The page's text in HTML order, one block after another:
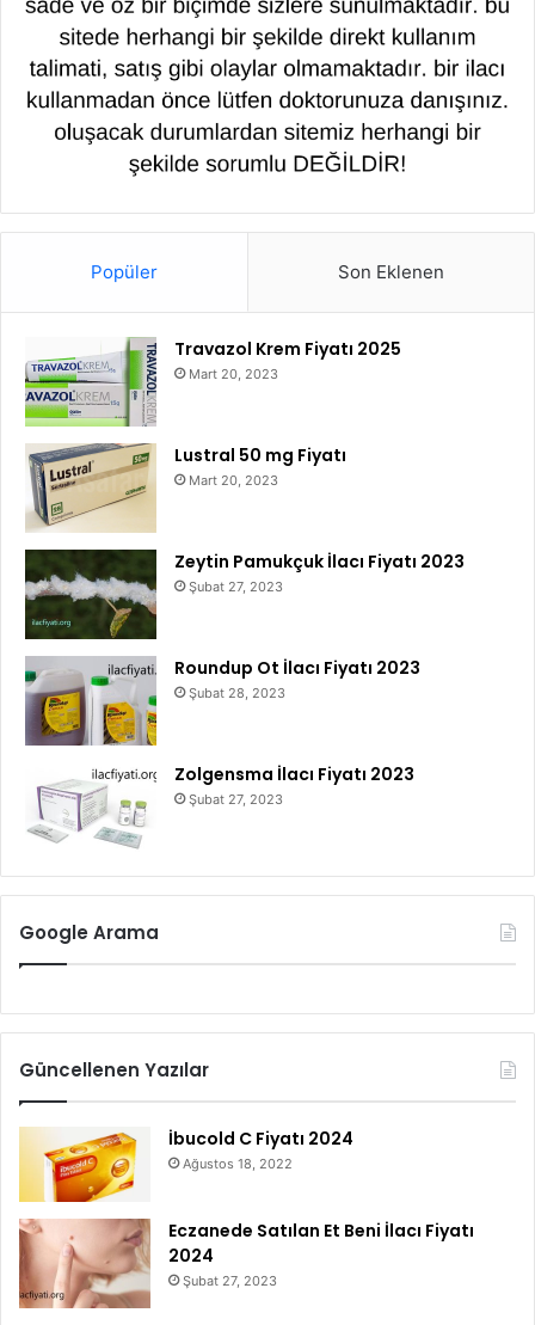
Popüler Son Eklenen
Travazol Krem Fiyatı 2025
Mart 20, 2023
Lustral 50 mg Fiyatı
Mart 20, 2023
Zeytin Pamukçuk İlacı Fiyatı 2023
Şubat 27, 2023
Roundup Ot İlacı Fiyatı 2023
Şubat 28, 2023
Zolgensma İlacı Fiyatı 2023
Şubat 27, 2023
Google Arama
Güncellenen Yazılar
İbucold C Fiyatı 2024
Ağustos 18, 2022
Eczanede Satılan Et Beni İlacı Fiyatı
2024
Şubat 27, 2023